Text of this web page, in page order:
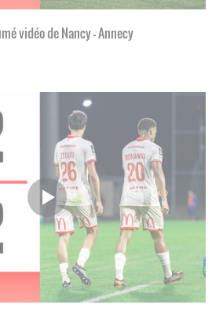
vidéo de Nancy - Annecy